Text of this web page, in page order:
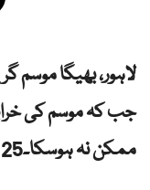
لاہور، بھیگا موسم
جب کہ موسم کی
ممکن نہ ہوسکا۔25